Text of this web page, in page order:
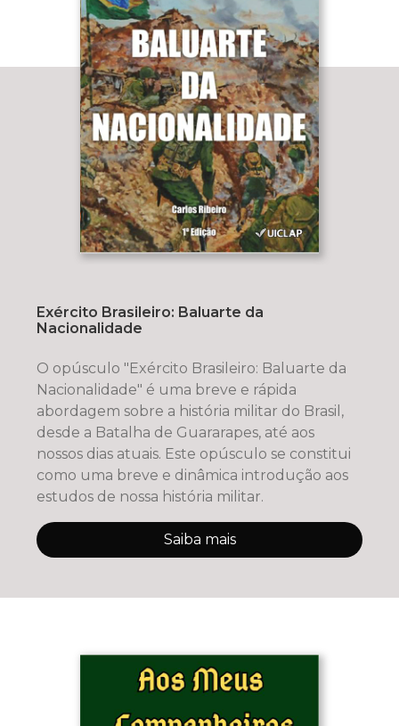
Exército Brasileiro: Baluarte da
Nacionalidade
O opúsculo "Exército Brasileiro: Baluarte da
Nacionalidade" é uma breve e rápida
abordagem sobre a história militar do Brasil,
desde a Batalha de Guararapes, até aos
nossos dias atuais. Este opúsculo se constitui
como uma breve e dinâmica introdução aos
estudos de nossa história militar.
Saiba mais